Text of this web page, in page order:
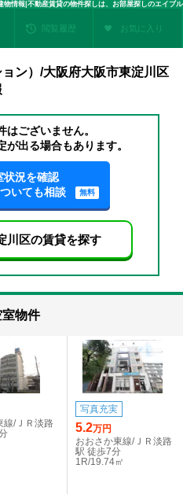
情報|不動産賃貸の物件探しは、お部屋探しのエイブル
閲覧履歴 お気に入り
ン）/大阪府大阪市東淀川区
はございません。
出る場合もあります。
状況を確認
いても相談
無料
川区の賃貸を探す
物件
線/ＪＲ淡路
写真充実
5.2万円
おおさか東線/ＪＲ淡路
駅 徒歩7分
1R/19.74㎡